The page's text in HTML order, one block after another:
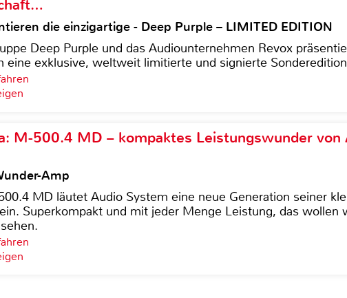
die einzigartige - Deep Purple – LIMITED EDITION
Deep Purple und das Audiounternehmen Revox
eine exklusive, weltweit limitierte und signierte
M-500.4 MD – kompaktes Leistungswunder von
Amp
MD läutet Audio System eine neue Generation seiner
Superkompakt und mit jeder Menge Leistung, das wollen